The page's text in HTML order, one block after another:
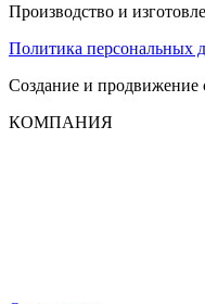
Производство и
Политика персональных
Создание и продвижение
КОМПАНИЯ